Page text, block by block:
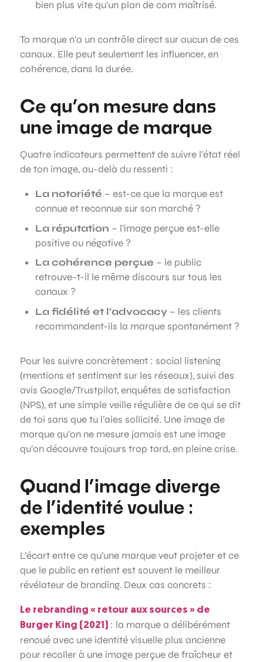
bien plus vite qu’un plan de com maîtrisé.
Ta marque n’a un contrôle direct sur aucun de ces
canaux. Elle peut seulement les influencer, en
cohérence, dans la durée.
Ce qu’on mesure dans
une image de marque
Quatre indicateurs permettent de suivre l’état réel
de ton image, au-delà du ressenti :
La notoriété – est-ce que la marque est
connue et reconnue sur son marché ?
La réputation – l’image perçue est-elle
positive ou négative ?
La cohérence perçue – le public
retrouve-t-il le même discours sur tous les
canaux ?
La fidélité et l’advocacy– les clients
recommandent-ils la marque spontanément ?
Pour les suivre concrètement : social listening
(mentions et sentiment sur les réseaux), suivi des
avis Google/Trustpilot, enquêtes de satisfaction
(NPS), et une simple veille régulière de ce qui se dit
de toi sans que tu l’aies sollicité. Une image de
marque qu’on ne mesure jamais est une image
qu’on découvre toujours trop tard, en pleine crise.
Quand l’image diverge
de l’identité voulue :
exemples
L’écart entre ce qu’une marque veut projeter et ce
que le public en retient est souvent le meilleur
révélateur de branding. Deux cas concrets :
Le rebranding « retour aux sources » de
Burger King (2021) : la marque a délibérément
renoué avec une identité visuelle plus ancienne
pour recoller à une image perçue de fraîcheur et